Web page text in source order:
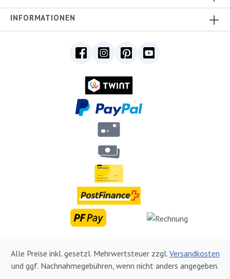
INFORMATIONEN
Alle Preise inkl. gesetzl. Mehrwertsteuer zzgl. Versandkosten
und ggf. Nachnahmegebühren, wenn nicht anders angegeben.